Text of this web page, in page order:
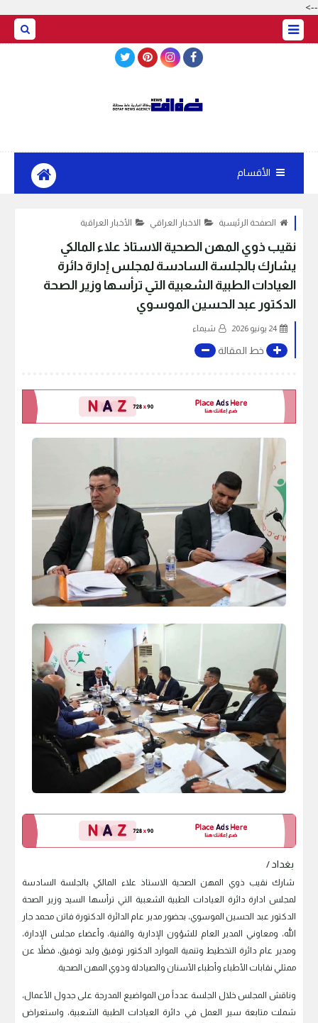
-->
الأقسام
الصفحة الرئيسية الاخبار العراقي الأخبار العراقية
نقيب ذوي المهن الصحية الاستاذ علاء المالكي
يشارك بالجلسة السادسة لمجلس إدارة دائرة
العيادات الطبية الشعبية التي ترأسها وزير الصحة
الدكتور عبد الحسين الموسوي
24 يونيو 2026 شيماء
خط المقالة
بغداد /
شارك نقيب ذوي المهن الصحية الاستاذ علاء المالكي بالجلسة السادسة
لمجلس ادارة دائرة العيادات الطبية الشعبية التي ترأسها السيد وزير الصحة
الدكتور عبد الحسين الموسوي، بحضور مدير عام الدائرة الدكتورة فاتن محمد جار
الله، ومعاوني المدير العام للشؤون الإدارية والفنية، وأعضاء مجلس الإدارة،
ومدير عام دائرة التخطيط وتنمية الموارد الدكتور توفيق وليد توفيق، فضلاً عن
ممثلي نقابات الأطباء وأطباء الأسنان والصيادلة وذوي المهن الصحية.
وناقش المجلس خلال الجلسة عدداً من المواضيع المدرجة على جدول الأعمال،
شملت متابعة سير العمل في دائرة العيادات الطبية الشعبية، واستعراض